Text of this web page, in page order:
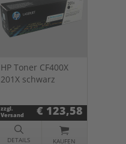
HP Toner CF400X
201X schwarz
zzgl.
Versand
€ 123,58
DETAILS KAUFEN